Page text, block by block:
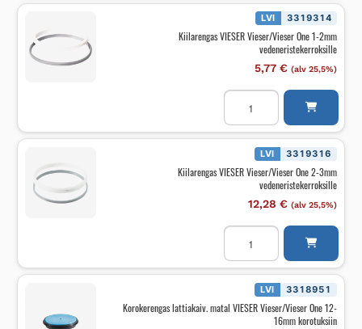
Vieser
Valusuojapaketti
määrä
LVI 3319314
Kiilarengas VIESER Vieser/Vieser One 1-2mm
vedeneristekerroksille
5,77 € (alv 25,5%)
Kiilarengas
VIESER
Vieser/Vieser
One
1-
vedeneristekerroksille
määrä
LVI 3319316
Kiilarengas VIESER Vieser/Vieser One 2-3mm
vedeneristekerroksille
12,28 € (alv 25,5%)
Kiilarengas
VIESER
Vieser/Vieser
One
2-
vedeneristekerroksille
määrä
LVI 3318951
Korokerengas lattiakaiv. matal VIESER Vieser/Vieser One 12-
16mm korotuksiin